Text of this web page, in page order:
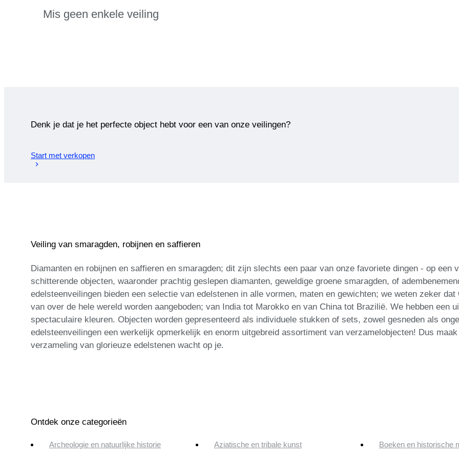
Mis geen enkele veiling
Denk je dat je het perfecte object hebt voor een van onze veilingen?
Start met verkopen
Veiling van smaragden, robijnen en saffieren
Diamanten en robijnen en saffieren en smaragden; dit zijn slechts een paar van onze favoriete dingen - op
schitterende objecten, waaronder prachtig geslepen diamanten, geweldige groene smaragden, of
edelsteenveilingen bieden een selectie van edelstenen in alle vormen, maten en gewichten; we weten zeker
van over de hele wereld worden aangeboden; van India tot Marokko en van China tot Brazilië. We hebben een
spectaculaire kleuren. Objecten worden gepresenteerd als individuele stukken of sets, zowel gesneden als
edelsteenveilingen een werkelijk opmerkelijk en enorm uitgebreid assortiment van verzamelobjecten! Dus
verzameling van glorieuze edelstenen wacht op je.
Ontdek onze categorieën
Archeologie en natuurlijke historie Aziatische en tribale kunst Boeken en historische